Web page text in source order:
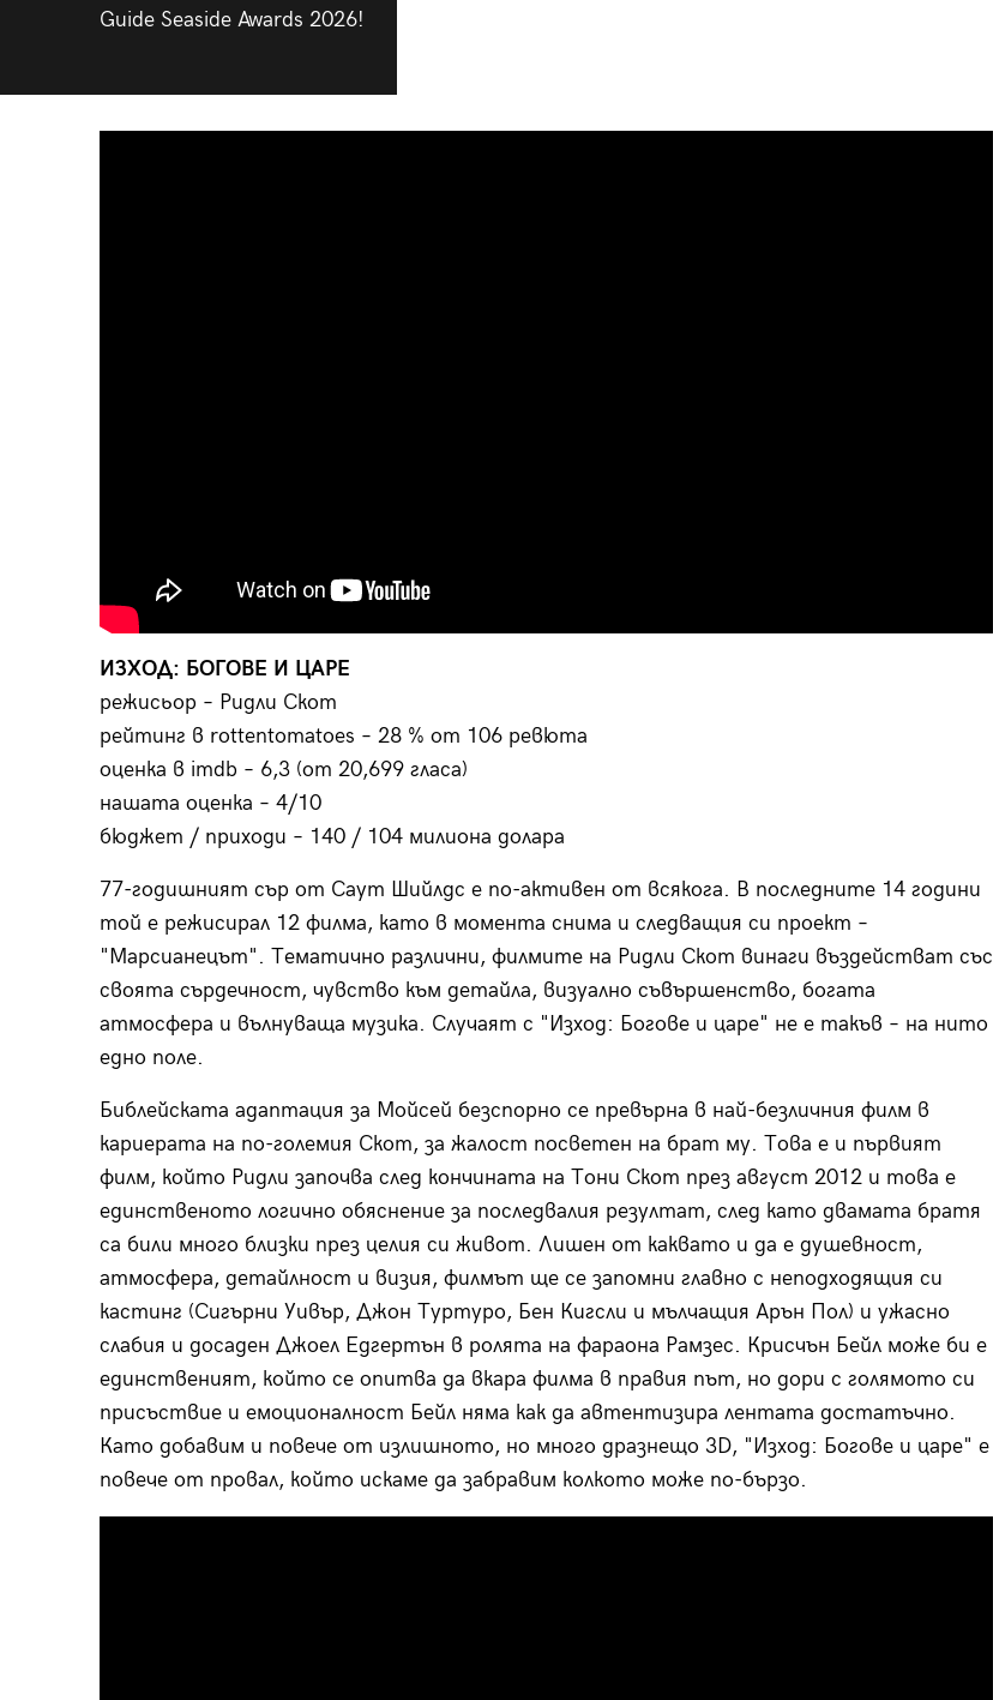
Guide Seaside Awards 2026!
ИЗХОД: БОГОВЕ И ЦАРЕ
режисьор – Ридли Скот
рейтинг в rottentomatoes – 28 % от 106 ревюта
оценка в imdb – 6,3 (от 20,699 гласа)
нашата оценка – 4/10
бюджет / приходи – 140 / 104 милиона долара
77-годишният сър от Саут Шийлдс е по-активен от всякога. В последните 14 години
той е режисирал 12 филма, като в момента снима и следващия си проект –
"Марсианецът". Тематично различни, филмите на Ридли Скот винаги въздействат със
своята сърдечност, чувство към детайла, визуално съвършенство, богата
атмосфера и вълнуваща музика. Случаят с "Изход: Богове и царе" не е такъв – на нито
едно поле.
Библейската адаптация за Мойсей безспорно се превърна в най-безличния филм в
кариерата на по-големия Скот, за жалост посветен на брат му. Това е и първият
филм, който Ридли започва след кончината на Тони Скот през август 2012 и това е
единственото логично обяснение за последвалия резултат, след като двамата братя
са били много близки през целия си живот. Лишен от каквато и да е душевност,
атмосфера, детайлност и визия, филмът ще се запомни главно с неподходящия си
кастинг (Сигърни Уивър, Джон Туртуро, Бен Кигсли и мълчащия Арън Пол) и ужасно
слабия и досаден Джоел Едгертън в ролята на фараона Рамзес. Крисчън Бейл може би е
единственият, който се опитва да вкара филма в правия път, но дори с голямото си
присъствие и емоционалност Бейл няма как да автентизира лентата достатъчно.
Като добавим и повече от излишното, но много дразнещо 3D, "Изход: Богове и царе" е
повече от провал, който искаме да забравим колкото може по-бързо.